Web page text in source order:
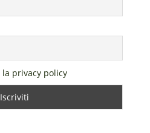
privacy policy